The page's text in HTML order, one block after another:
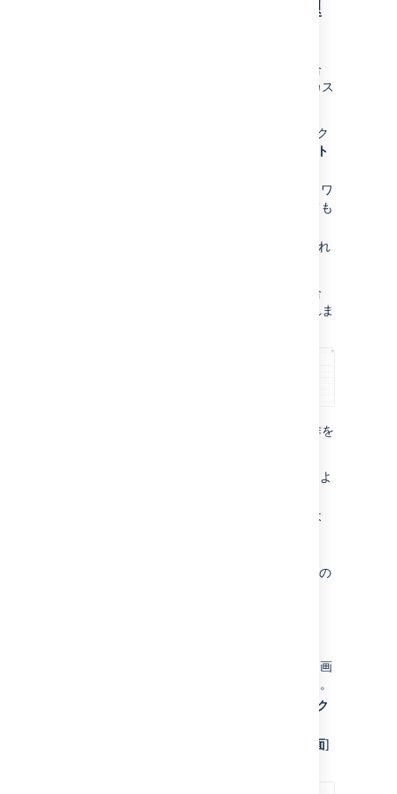
プロジェクト管理者が課題
プロジェクト管理者は、次の条件を満たす場合
に、プロジェクトで課題のいくつかの側面をカス
既定で有効化されている "拡張プロジェク
プロジェクト
が他のプロジェクトでも、ワ
ークフローのトランジション画面としても
画面が既定の Jira 画面ではない (誰もこれ
画面が別のプロジェクトと共有されている場合
は、画面を表示したときにその情報が表示されま
の条件を満たしていれば、次の操作を
画面に表示されるタブの追加と削除、およ
システム フィールドの追加、削除、およ
除、および再配置 (カスタム フィールドの
] ドロップダウンを開き、画
面を管理するプロジェクトを選択します。
プロジェク
画面]